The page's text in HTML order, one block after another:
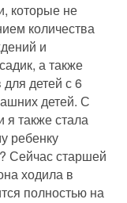
которые не
количества
и
а также
детей с 6
детей. С
также стала
ребенку
Сейчас старшей
ходила в
полностью на